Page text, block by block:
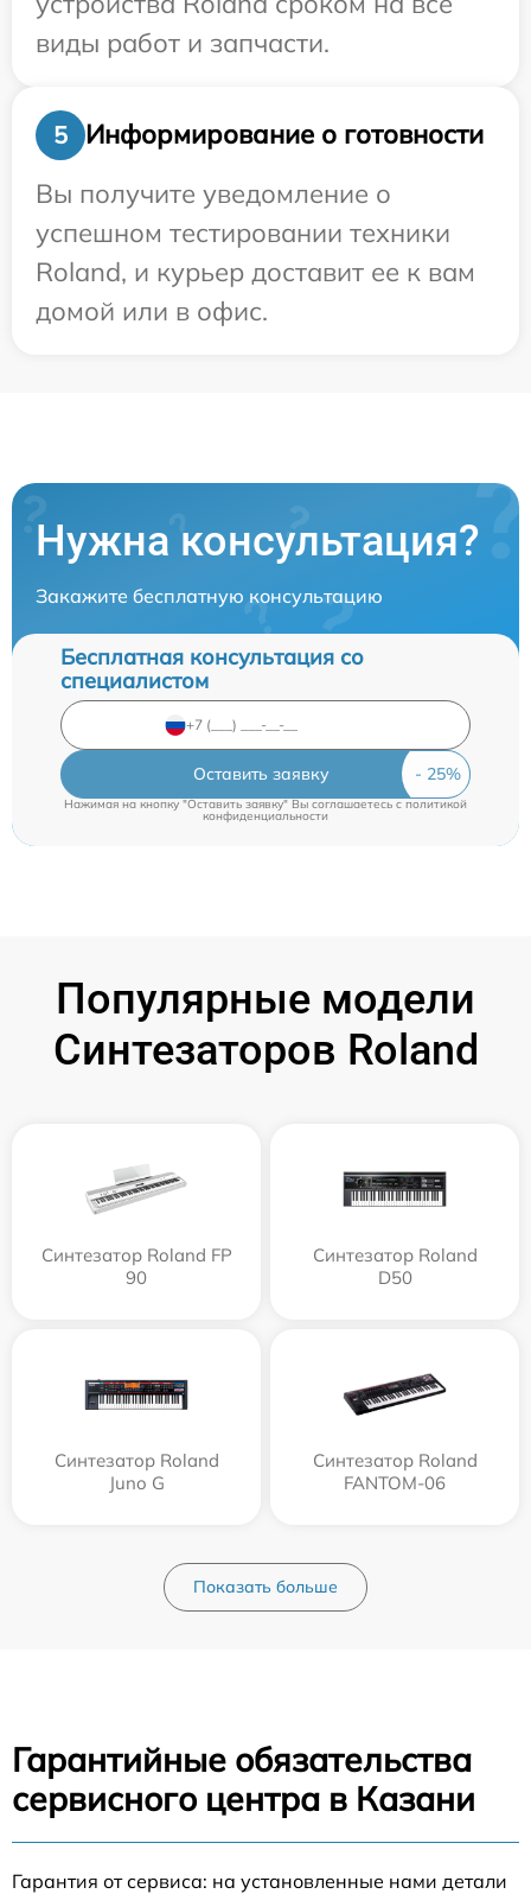
виды работ и запчасти.
5
Информирование о готовности
Вы получите уведомление о
успешном тестировании техники
Roland, и курьер доставит ее к вам
домой или в офис.
Нужна консультация?
Закажите бесплатную консультацию
Бесплатная консультация со
специалистом
Оставить заявку
Нажимая на кнопку "Оставить заявку" Вы соглашаетесь cполитикой
конфиденциальности
Популярные модели
Синтезаторов Roland
Синтезатор Roland FP
90
Синтезатор Roland
D50
Синтезатор Roland
Juno G
Синтезатор Roland
FANTOM-06
Показать больше
Гарантийные обязательства
сервисного центра в Казани
Гарантия от сервиса: на установленные нами детали